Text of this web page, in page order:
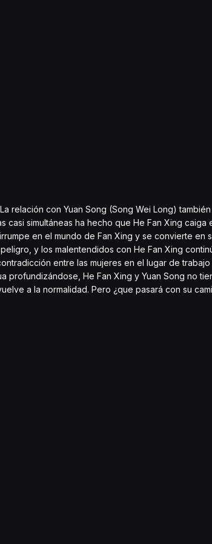
relación con Yuan Song (Song Wei Long)
simultáneas ha hecho que He Fan Xing caiga
en el mundo de Fan Xing y se convierte en
y los malentendidos con He Fan Xing
entre las mujeres en el lugar de
profundizándose, He Fan Xing y Yuan Song no
a la normalidad. Pero ¿que pasará con su